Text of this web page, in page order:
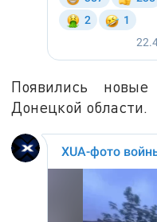
Появились
Донецкой области.